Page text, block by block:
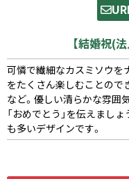
【結婚祝(
可憐で繊細なカスミソウを
をたくさん楽しむことので
など。優しい清らかな雰囲
「おめでとう」を伝えまし
も多いデザインです。